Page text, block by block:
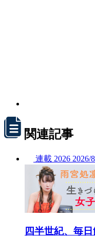
関連記事
連載 2026 2026/
四半世紀、毎